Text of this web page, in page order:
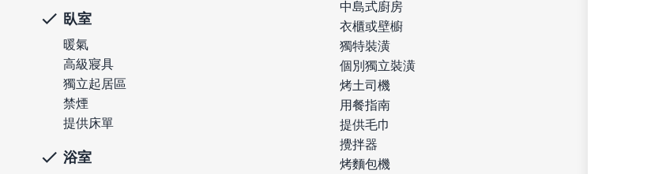
臥室
暖氣
高級寢具
獨立起居區
禁煙
提供床單
浴室
中島式廚房
衣櫃或壁櫥
獨特裝潢
個別獨立裝潢
烤土司機
用餐指南
提供毛巾
攪拌器
烤麵包機